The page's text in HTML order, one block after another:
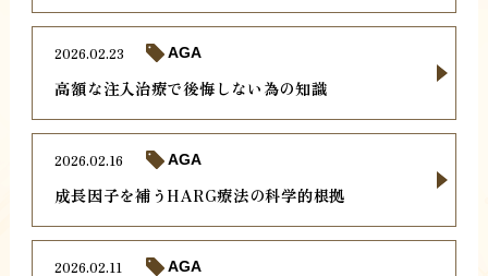
高額な注入治療で後悔しない為の知識
2026.02.23 AGA
成長因子を補うHARG療法の科学的根拠
2026.02.16 AGA
2026.02.11 AGA